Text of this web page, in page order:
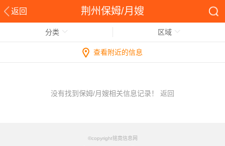
返回 荆州保姆/月嫂
分类 区域
查看附近的信息
没有找到保姆/月嫂相关信息记录！ 返回
©copyright铭竟信息网